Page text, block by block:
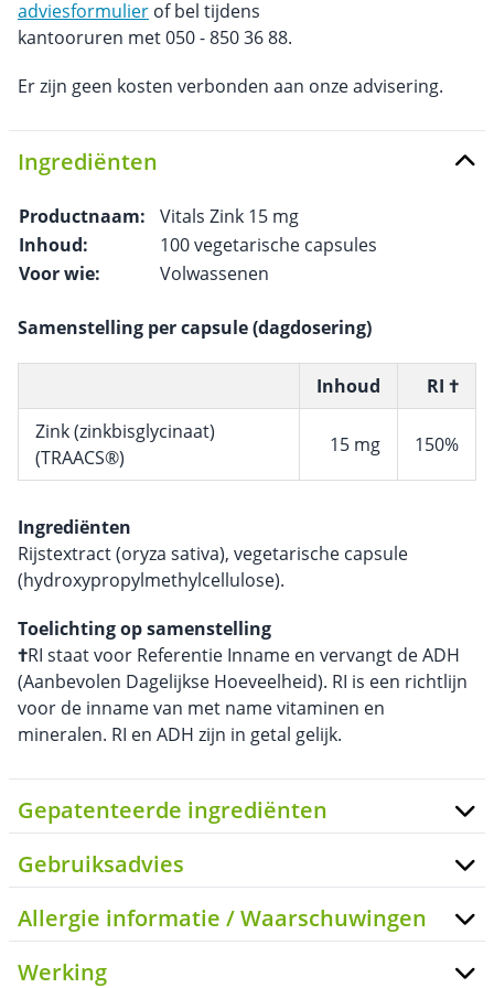
adviesformulier of bel tijdens
kantooruren met 050 - 850 36 88.
Er zijn geen kosten verbonden aan onze advisering.
Ingrediënten
Productnaam:
Vitals Zink 15 mg
Inhoud:
100 vegetarische capsules
Voor wie:
Volwassenen
Samenstelling per capsule (dagdosering)
Inhoud
RI †
Zink (zinkbisglycinaat)
(TRAACS®)
15 mg 150%
Ingrediënten
Rijstextract (oryza sativa), vegetarische capsule
(hydroxypropylmethylcellulose).
Toelichting op samenstelling
†RI staat voor Referentie Inname en vervangt de ADH
(Aanbevolen Dagelijkse Hoeveelheid). RI is een richtlijn
voor de inname van met name vitaminen en
mineralen. RI en ADH zijn in getal gelijk.
Gepatenteerde ingrediënten
Gebruiksadvies
Allergie informatie / Waarschuwingen
Werking